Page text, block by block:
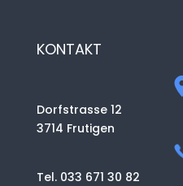
KONTAKT
Dorfstrasse 12
3714 Frutigen
Tel. 033 671 30 82